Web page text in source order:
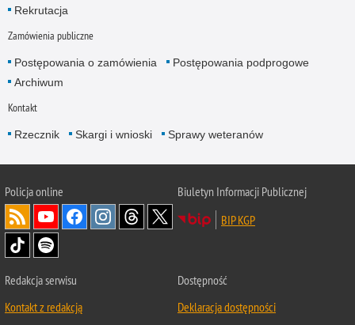
Rekrutacja
Zamówienia publiczne
Postępowania o zamówienia
Postępowania podprogowe
Archiwum
Kontakt
Rzecznik Skargi i wnioski Sprawy weteranów
Policjaonline
Biuletyn Informacji Publicznej
BIP KGP
Redakcja serwisu
Kontakt z redakcją
Dostępność
Deklaracja dostępności